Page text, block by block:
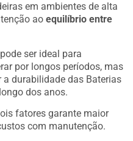
em ambientes de alta
aoequilíbrio entre
ser ideal para
por longos períodos, mas
durabilidade das Baterias
dos anos.
fatores garante maior
com manutenção.